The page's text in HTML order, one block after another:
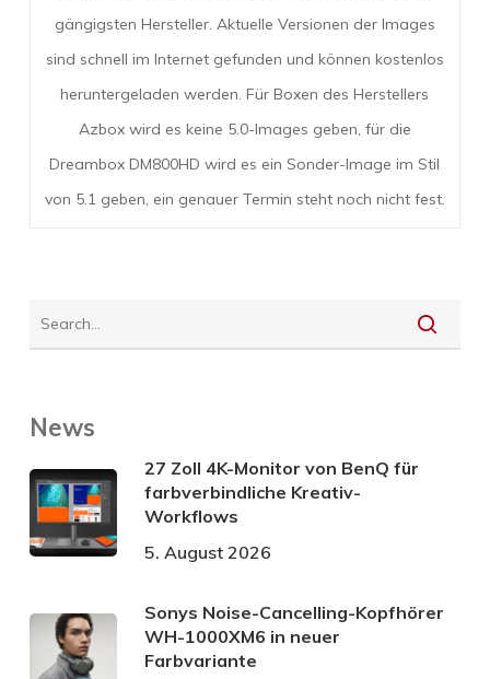
gängigsten Hersteller. Aktuelle Versionen der Images
sind schnell im Internet gefunden und können kostenlos
heruntergeladen werden. Für Boxen des Herstellers
Azbox wird es keine 5.0-Images geben, für die
Dreambox DM800HD wird es ein Sonder-Image im Stil
von 5.1 geben, ein genauer Termin steht noch nicht fest.
News
27 Zoll 4K-Monitor von BenQ für
farbverbindliche Kreativ-
Workflows
5. August 2026
Sonys Noise-Cancelling-Kopfhörer
WH-1000XM6 in neuer
Farbvariante